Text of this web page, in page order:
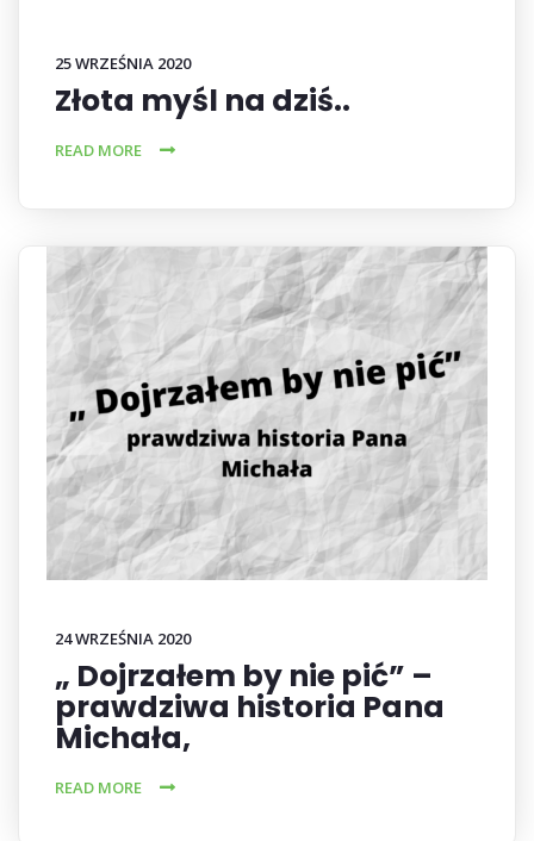
25 WRZEŚNIA 2020
Złota myśl na dziś..
READ MORE
24 WRZEŚNIA 2020
„ Dojrzałem by nie pić” –
prawdziwa historia Pana
Michała,
READ MORE